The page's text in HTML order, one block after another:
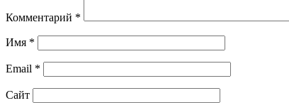
Комментарий *
Имя *
Email *
Сайт